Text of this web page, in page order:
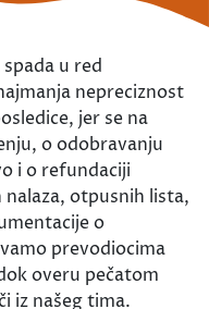
u red
nepreciznost
jer se na
o odobravanju
i o refundaciji
otpusnih lista,
o
prevodiocima
overu pečatom
iz našeg tima.